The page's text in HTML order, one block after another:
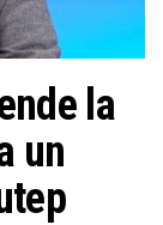
la
un